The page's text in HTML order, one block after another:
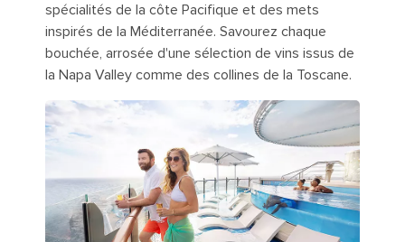
spécialités de la côte Pacifique et des mets
inspirés de la Méditerranée. Savourez chaque
bouchée, arrosée d'une sélection de vins issus de
la Napa Valley comme des collines de la Toscane.